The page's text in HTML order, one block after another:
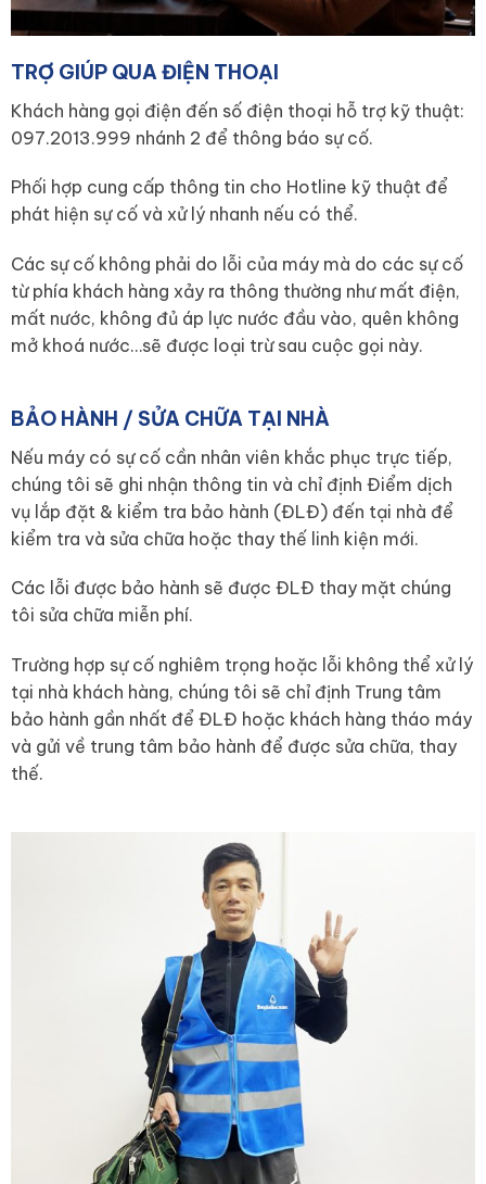
TRỢ GIÚP QUA ĐIỆN THOẠI
Khách hàng gọi điện đến số điện thoại hỗ trợ kỹ thuật:
097.2013.999 nhánh 2 để thông báo sự cố.
Phối hợp cung cấp thông tin cho Hotline kỹ thuật để
phát hiện sự cố và xử lý nhanh nếu có thể.
Các sự cố không phải do lỗi của máy mà do các sự cố
từ phía khách hàng xảy ra thông thường như mất điện,
mất nước, không đủ áp lực nước đầu vào, quên không
mở khoá nước…sẽ được loại trừ sau cuộc gọi này.
BẢO HÀNH / SỬA CHỮA TẠI NHÀ
Nếu máy có sự cố cần nhân viên khắc phục trực tiếp,
chúng tôi sẽ ghi nhận thông tin và chỉ định Điểm dịch
vụ lắp đặt & kiểm tra bảo hành (ĐLĐ) đến tại nhà để
kiểm tra và sửa chữa hoặc thay thế linh kiện mới.
Các lỗi được bảo hành sẽ được ĐLĐ thay mặt chúng
tôi sửa chữa miễn phí.
Trường hợp sự cố nghiêm trọng hoặc lỗi không thể xử lý
tại nhà khách hàng, chúng tôi sẽ chỉ định Trung tâm
bảo hành gần nhất để ĐLĐ hoặc khách hàng tháo máy
và gửi về trung tâm bảo hành để được sửa chữa, thay
thế.